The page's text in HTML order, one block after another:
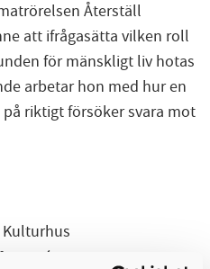
Återställ
att ifrågasätta vilken roll
för mänskligt liv hotas
arbetar hon med hur en
riktigt försöker svara mot
entré